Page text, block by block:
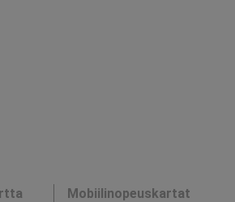
Mobiilinopeuskartat